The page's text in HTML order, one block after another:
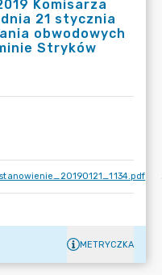
Komisarza
21 stycznia
obwodowych
Stryków
METRYCZKA